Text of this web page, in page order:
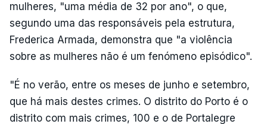
mulheres, "uma média de 32 por ano", o que,
segundo uma das responsáveis pela estrutura,
Frederica Armada, demonstra que "a violência
sobre as mulheres não é um fenómeno episódico".
"É no verão, entre os meses de junho e setembro,
que há mais destes crimes. O distrito do Porto é o
distrito com mais crimes, 100 e o de Portalegre